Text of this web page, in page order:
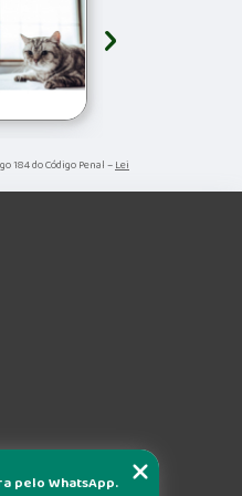
›
184 do Código Penal –Lei
pelo WhatsApp.